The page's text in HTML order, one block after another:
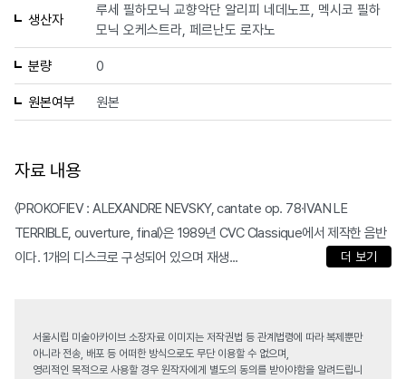
생산자
루세 필하모닉 교향악단 알리피 네데노프, 멕시코 필하
모닉 오케스트라, 페르난도 로자노
분량 0
원본여부 원본
자료 내용
〈PROKOFIEV : ALEXANDRE NEVSKY, cantate op. 78·IVAN LE
TERRIBLE, ouverture, final〉은 1989년 CVC Classique에서 제작한 음반
이다. 1개의 디스크로 구성되어 있으며 재생...
더 보기
서울시립 미술아카이브 소장자료 이미지는 저작권법 등 관계법령에 따라 복제뿐만
아니라 전송, 배포 등 어떠한 방식으로도 무단 이용할 수 없으며,
영리적인 목적으로 사용할 경우 원작자에게 별도의 동의를 받아야함을 알려드립니